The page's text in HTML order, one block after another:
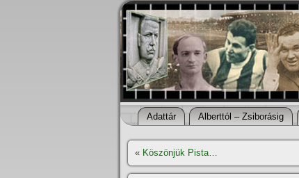
Adattár Alberttól – Zsiborásig
« Köszönjük Pista…